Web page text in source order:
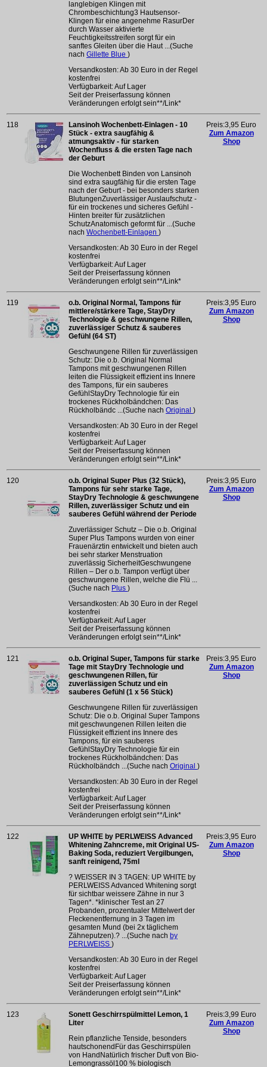
langlebigen Klingen mit
Chrombeschichtung3 Hautsensor-
Klingen für eine angenehme RasurDer
durch Wasser aktivierte
Feuchtigkeitsstreifen sorgt für ein
sanftes Gleiten über die Haut ...(Suche
nach Gillette Blue )
Versandkosten: Ab 30 Euro in der Regel
kostenfrei
Verfügbarkeit: Auf Lager
Seit der Preiserfassung können
Veränderungen erfolgt sein**/Link*
118
Lansinoh Wochenbett-Einlagen - 10
Stück - extra saugfähig &
atmungsaktiv - für starken
Wochenfluss & die ersten Tage nach
der Geburt
Die Wochenbett Binden von Lansinoh
sind extra saugfähig für die ersten Tage
nach der Geburt - bei besonders starken
BlutungenZuverlässiger Auslaufschutz -
für ein trockenes und sicheres Gefühl -
Hinten breiter für zusätzlichen
SchutzAnatomisch geformt für ...(Suche
nach Wochenbett-Einlagen )
Versandkosten: Ab 30 Euro in der Regel
kostenfrei
Verfügbarkeit: Auf Lager
Seit der Preiserfassung können
Veränderungen erfolgt sein**/Link*
Preis:3,95 Euro
Zum Amazon
Shop
119
o.b. Original Normal, Tampons für
mittlere/stärkere Tage, StayDry
Technologie & geschwungene Rillen,
zuverlässiger Schutz & sauberes
Gefühl (64 ST)
Geschwungene Rillen für zuverlässigen
Schutz: Die o.b. Original Normal
Tampons mit geschwungenen Rillen
leiten die Flüssigkeit effizient ins Innere
des Tampons, für ein sauberes
GefühlStayDry Technologie für ein
trockenes Rückholbändchen: Das
Rückholbändc ...(Suche nach Original )
Versandkosten: Ab 30 Euro in der Regel
kostenfrei
Verfügbarkeit: Auf Lager
Seit der Preiserfassung können
Veränderungen erfolgt sein**/Link*
Preis:3,95 Euro
Zum Amazon
Shop
120
o.b. Original Super Plus (32 Stück),
Tampons für sehr starke Tage,
StayDry Technologie & geschwungene
Rillen, zuverlässiger Schutz und ein
sauberes Gefühl während der Periode
Zuverlässiger Schutz – Die o.b. Original
Super Plus Tampons wurden von einer
Frauenärztin entwickelt und bieten auch
bei sehr starker Menstruation
zuverlässig SicherheitGeschwungene
Rillen – Der o.b. Tampon verfügt über
geschwungene Rillen, welche die Flü ...
(Suche nach Plus )
Versandkosten: Ab 30 Euro in der Regel
kostenfrei
Verfügbarkeit: Auf Lager
Seit der Preiserfassung können
Veränderungen erfolgt sein**/Link*
Preis:3,95 Euro
Zum Amazon
Shop
121
o.b. Original Super, Tampons für starke
Tage mit StayDry Technologie und
geschwungenen Rillen, für
zuverlässigen Schutz und ein
sauberes Gefühl (1 x 56 Stück)
Geschwungene Rillen für zuverlässigen
Schutz: Die o.b. Original Super Tampons
mit geschwungenen Rillen leiten die
Flüssigkeit effizient ins Innere des
Tampons, für ein sauberes
GefühlStayDry Technologie für ein
trockenes Rückholbändchen: Das
Rückholbändch ...(Suche nach Original )
Versandkosten: Ab 30 Euro in der Regel
kostenfrei
Verfügbarkeit: Auf Lager
Seit der Preiserfassung können
Veränderungen erfolgt sein**/Link*
Preis:3,95 Euro
Zum Amazon
Shop
122
UP WHITE by PERLWEISS Advanced
Whitening Zahncreme, mit Original US-
Baking Soda, reduziert Vergilbungen,
sanft reinigend, 75ml
? WEISSER IN 3 TAGEN: UP WHITE by
PERLWEISS Advanced Whitening sorgt
für sichtbar weissere Zähne in nur 3
Tagen*. *klinischer Test an 27
Probanden, prozentualer Mittelwert der
Fleckenentfernung in 3 Tagen im
gesamten Mund (bei 2x täglichem
Zähneputzen).? ...(Suche nach by
PERLWEISS )
Versandkosten: Ab 30 Euro in der Regel
kostenfrei
Verfügbarkeit: Auf Lager
Seit der Preiserfassung können
Veränderungen erfolgt sein**/Link*
Preis:3,95 Euro
Zum Amazon
Shop
123
Sonett Geschirrspülmittel Lemon, 1
Liter
Rein pflanzliche Tenside, besonders
hautschonendFür das Geschirrspülen
von HandNatürlich frischer Duft von Bio-
Lemongrassöl100 % biologisch
Preis:3,99 Euro
Zum Amazon
Shop